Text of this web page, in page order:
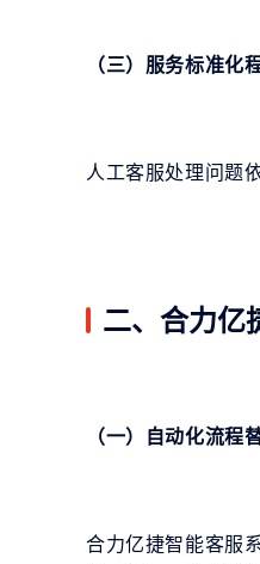
（三）服务标准化
人工客服处理问题
二、合力亿
（一）自动化流程
合力亿捷智能客服